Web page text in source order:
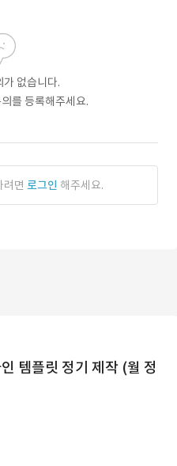
없습니다.
를 등록해주세요.
려면 로그인 해주세요.
템플릿 정기 제작 (월 정